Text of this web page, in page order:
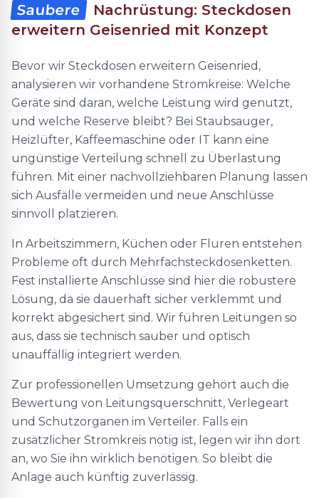
Saubere
Nachrüstung: Steckdosen
erweitern Geisenried mit Konzept
Bevor wir Steckdosen erweitern Geisenried,
analysieren wir vorhandene Stromkreise: Welche
Geräte sind daran, welche Leistung wird genutzt,
und welche Reserve bleibt? Bei Staubsauger,
Heizlüfter, Kaffeemaschine oder IT kann eine
ungünstige Verteilung schnell zu Überlastung
führen. Mit einer nachvollziehbaren Planung lassen
sich Ausfälle vermeiden und neue Anschlüsse
sinnvoll platzieren.
In Arbeitszimmern, Küchen oder Fluren entstehen
Probleme oft durch Mehrfachsteckdosenketten.
Fest installierte Anschlüsse sind hier die robustere
Lösung, da sie dauerhaft sicher verklemmt und
korrekt abgesichert sind. Wir führen Leitungen so
aus, dass sie technisch sauber und optisch
unauffällig integriert werden.
Zur professionellen Umsetzung gehört auch die
Bewertung von Leitungsquerschnitt, Verlegeart
und Schutzorganen im Verteiler. Falls ein
zusätzlicher Stromkreis nötig ist, legen wir ihn dort
an, wo Sie ihn wirklich benötigen. So bleibt die
Anlage auch künftig zuverlässig.